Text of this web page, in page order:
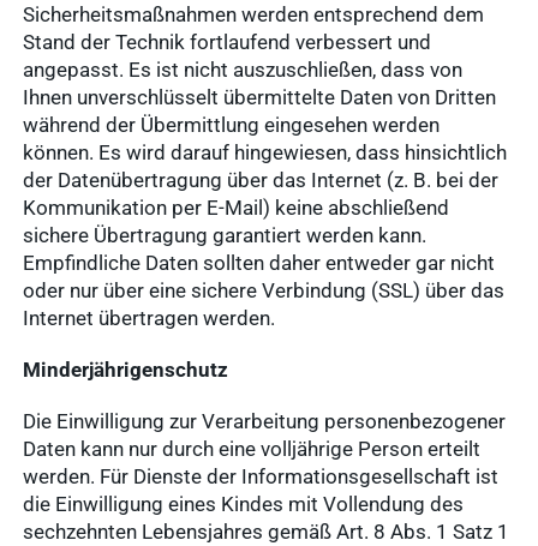
Sicherheitsmaßnahmen werden entsprechend dem
Stand der Technik fortlaufend verbessert und
angepasst. Es ist nicht auszuschließen, dass von
Ihnen unverschlüsselt übermittelte Daten von Dritten
während der Übermittlung eingesehen werden
können. Es wird darauf hingewiesen, dass hinsichtlich
der Datenübertragung über das Internet (z. B. bei der
Kommunikation per E-Mail) keine abschließend
sichere Übertragung garantiert werden kann.
Empfindliche Daten sollten daher entweder gar nicht
oder nur über eine sichere Verbindung (SSL) über das
Internet übertragen werden.
Minderjährigenschutz
Die Einwilligung zur Verarbeitung personenbezogener
Daten kann nur durch eine volljährige Person erteilt
werden. Für Dienste der Informationsgesellschaft ist
die Einwilligung eines Kindes mit Vollendung des
sechzehnten Lebensjahres gemäß Art. 8 Abs. 1 Satz 1